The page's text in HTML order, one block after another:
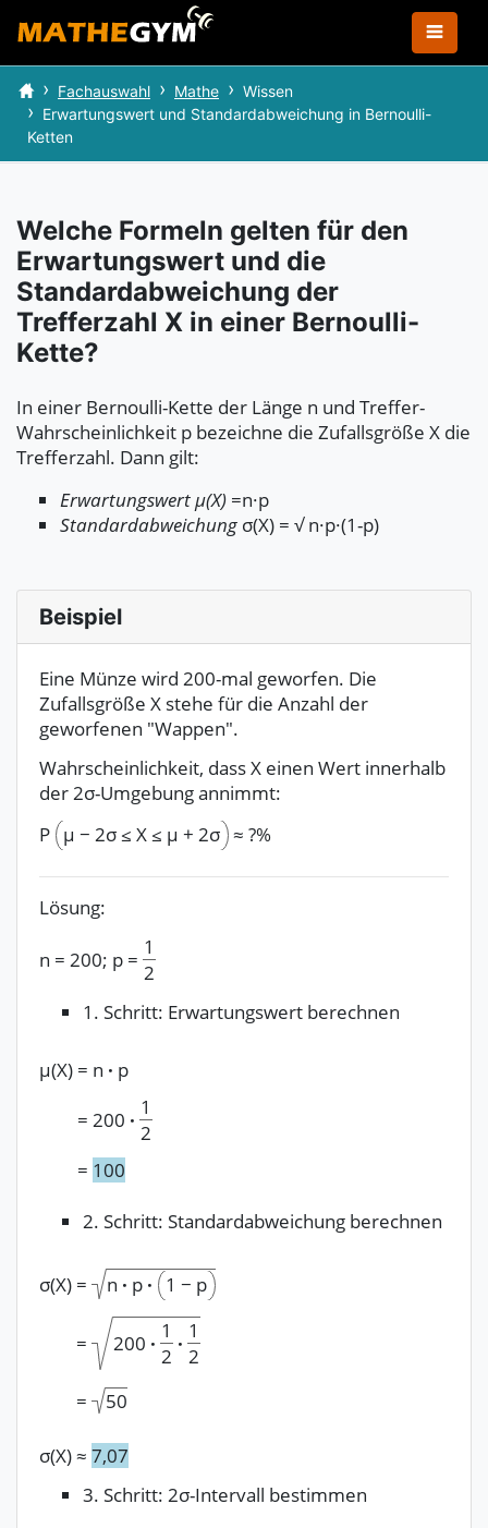
Fachauswahl Mathe
Wissen
Erwartungswert und Standardabweichung in Bernoulli-
Ketten
Welche Formeln gelten für den
Erwartungswert und die
Standardabweichung der
Trefferzahl X in einer Bernoulli-
Kette?
In einer Bernoulli-Kette der Länge n und Treffer-
Wahrscheinlichkeit p bezeichne die Zufallsgröße X die
Trefferzahl. Dann gilt:
Erwartungswert μ(X) =n·p
Standardabweichung σ(X) = √ n·p·(1-p)
Beispiel
Eine Münze wird 200-mal geworfen. Die
Zufallsgröße X stehe für die Anzahl der
geworfenen "Wappen".
Wahrscheinlichkeit, dass X einen Wert innerhalb
der 2σ-Umgebung annimmt:
P μ − 2σ≤ X≤ μ + 2σ ≈ ?%
Lösung:
n = 200; p =
1
2
1. Schritt: Erwartungswert berechnen
μ(X) = n · p
= 200 ·
1
2
= 100
2. Schritt: Standardabweichung berechnen
σ(X) = n · p · 1 − p
= 200 ·
1
2
·
1
2
=
50
σ(X)≈ 7,07
3. Schritt: 2σ-Intervall bestimmen